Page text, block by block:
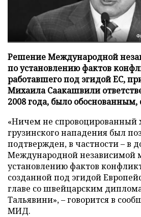
Решение Международной
по установлению фактов
работавшего под эгидой ЕС,
Михаила Саакашвили
2008 года, было
«Ничем не спровоцированный
грузинского нападения был
подтвержден, в частности – в
Международной независимой
установлению фактов
созданной под эгидой
главе со швейцарским
Тальявини», – говорится в
МИД.